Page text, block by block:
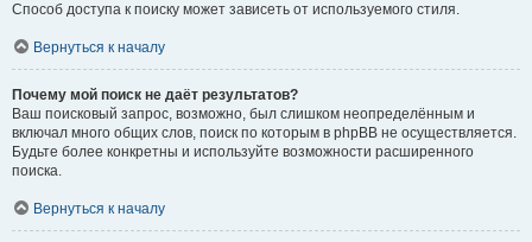
Способ доступа к поиску может зависеть от используемого стиля.
Вернуться к началу
Почему мой поиск не даёт результатов?
Ваш поисковый запрос, возможно, был слишком неопределённым и
включал много общих слов, поиск по которым в phpBB не осуществляется.
Будьте более конкретны и используйте возможности расширенного
поиска.
Вернуться к началу